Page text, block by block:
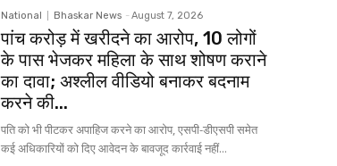
National Bhaskar News - August 7, 2026
पांच करोड़ में खरीदने का आरोप, 10 लोगों
के पास भेजकर महिला के साथ शोषण कराने
का दावा; अश्लील वीडियो बनाकर बदनाम
करने की...
पति को भी पीटकर अपाहिज करने का आरोप, एसपी-डीएसपी समेत
कई अधिकारियों को दिए आवेदन के बावजूद कार्रवाई नहीं...